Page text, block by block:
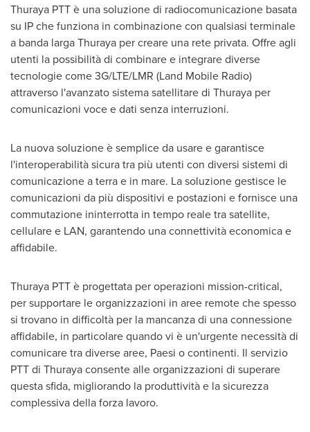
Thuraya PTT è una soluzione di radiocomunicazione basata
su IP che funziona in combinazione con qualsiasi terminale
a banda larga Thuraya per creare una rete privata. Offre agli
utenti la possibilità di combinare e integrare diverse
tecnologie come 3G/LTE/LMR (Land Mobile Radio)
attraverso l'avanzato sistema satellitare di Thuraya per
comunicazioni voce e dati senza interruzioni.
La nuova soluzione è semplice da usare e garantisce
l'interoperabilità sicura tra più utenti con diversi sistemi di
comunicazione a terra e in mare. La soluzione gestisce le
comunicazioni da più dispositivi e postazioni e fornisce una
commutazione ininterrotta in tempo reale tra satellite,
cellulare e LAN, garantendo una connettività economica e
affidabile.
Thuraya PTT è progettata per operazioni mission-critical,
per supportare le organizzazioni in aree remote che spesso
si trovano in difficoltà per la mancanza di una connessione
affidabile, in particolare quando vi è un'urgente necessità di
comunicare tra diverse aree, Paesi o continenti. Il servizio
PTT di Thuraya consente alle organizzazioni di superare
questa sfida, migliorando la produttività e la sicurezza
complessiva della forza lavoro.